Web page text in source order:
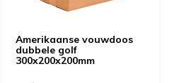
Amerikaanse vouwdoos
dubbele golf
300x200x200mm